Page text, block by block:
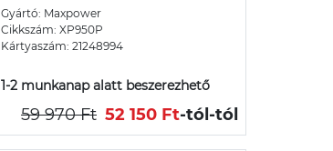
Gyártó: Maxpower
Cikkszám: XP950P
Kártyaszám: 21248994
1-2 munkanap alatt beszerezhető
59 970 Ft 52 150 Ft-tól-tól